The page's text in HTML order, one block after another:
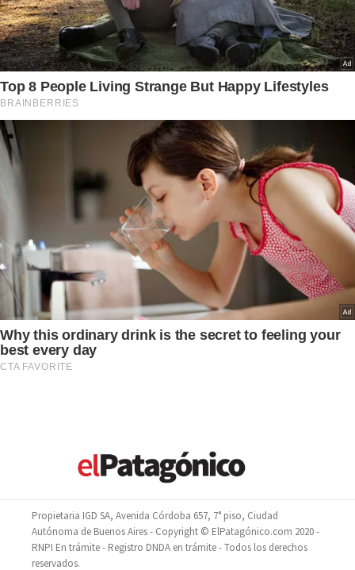
Propietaria IGD SA, Avenida Córdoba 657, 7° piso, Ciudad
Autónoma de Buenos Aires - Copyright © ElPatagónico.com 2020 -
RNPI En trámite - Registro DNDA en trámite - Todos los derechos
reservados.